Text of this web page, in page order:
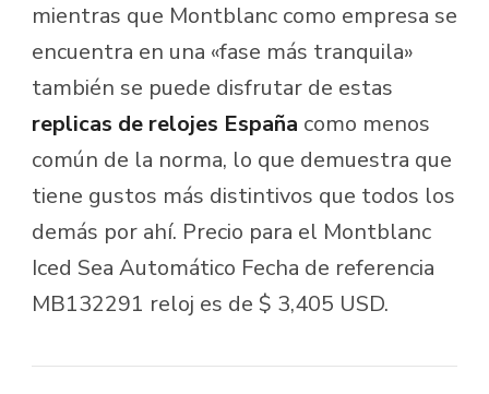
mientras que Montblanc como empresa se
encuentra en una «fase más tranquila»
también se puede disfrutar de estas
replicas de relojes España como menos
común de la norma, lo que demuestra que
tiene gustos más distintivos que todos los
demás por ahí. Precio para el Montblanc
Iced Sea Automático Fecha de referencia
MB132291 reloj es de $ 3,405 USD.